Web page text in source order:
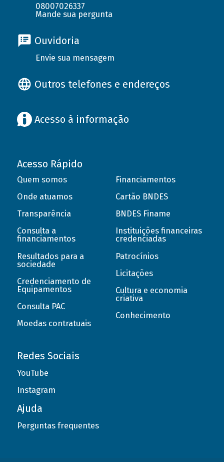
08007026337
Mande sua pergunta
Ouvidoria
Envie sua mensagem
Outros telefones e endereços
Acesso à informação
Acesso Rápido
Quem somos
Onde atuamos
Transparência
Consulta a
financiamentos
Resultados para a
sociedade
Credenciamento de
Equipamentos
Consulta PAC
Moedas contratuais
Financiamentos
Cartão BNDES
BNDES Finame
Instituições financeiras
credenciadas
Patrocínios
Licitações
Cultura e economia
criativa
Conhecimento
Redes Sociais
YouTube
Instagram
Ajuda
Perguntas frequentes